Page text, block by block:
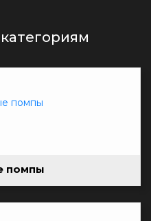
помпы